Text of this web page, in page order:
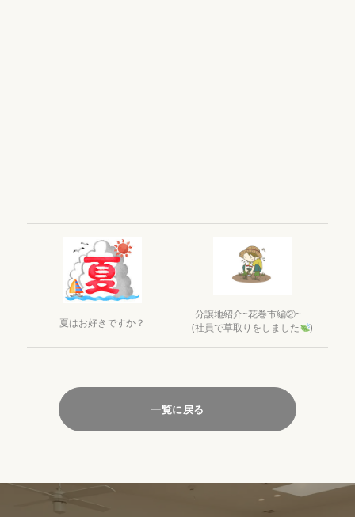
夏はお好きですか？
分譲地紹介~花巻市編②~
(社員で草取りをしました
)
一覧に戻る